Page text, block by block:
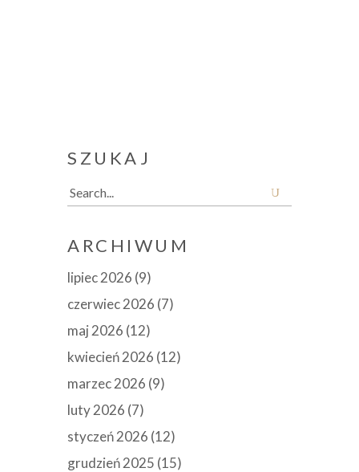
SZUKAJ
Search
for:
ARCHIWUM
lipiec 2026 (9)
czerwiec 2026 (7)
maj 2026 (12)
kwiecień 2026 (12)
marzec 2026 (9)
luty 2026 (7)
styczeń 2026 (12)
grudzień 2025 (15)